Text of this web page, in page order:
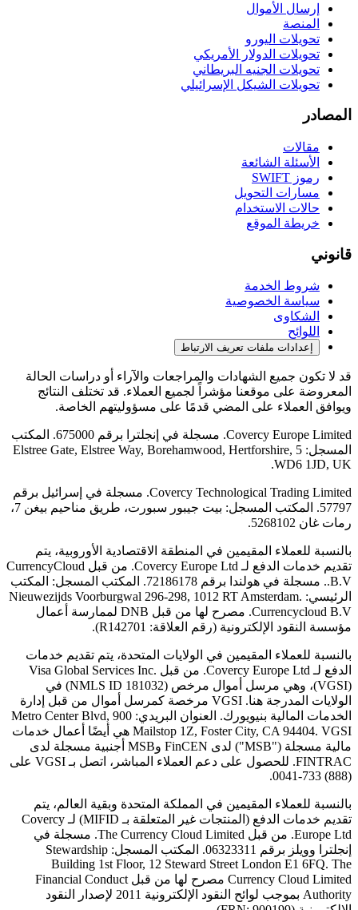
إرسال الأموال
المنصة
تحويلات اليورو
تحويلات الدولار الأمريكي
تحويلات الجنيه البريطاني
تحويلات الشيكل الإسرائيلي
المصادر
مقالات
الأسئلة الشائعة
رموز SWIFT
مسارات التحويل
حالات الاستخدام
خريطة الموقع
قانوني
شروط الخدمة
سياسة الخصوصية
الشكاوى
اللوائح
إعدادات ملفات تعريف الارتباط
قد لا تكون جميع الشهادات والمراجعات والآراء أو دراسات الحالة
المعروضة على موقعنا مؤشراً لجميع العملاء. قد تختلف النتائج
ويوافق العملاء على المضي قدمًا على مسؤوليتهم الخاصة.
Covercy Europe Limited. مسجلة في إنجلترا برقم 675000. المكتب
المسجل: 5 Elstree Gate, Elstree Way, Borehamwood, Hertforshire,
WD6 1JD, UK.
Covercy Technological Trading Limited. مسجلة في إسرائيل برقم
57797. المكتب المسجل: بيت جيبور سبورت، طريق مناحيم بيغن 7،
رمات غان 5268102.
بالنسبة للعملاء المقيمين في المنطقة الاقتصادية الأوروبية، يتم
تقديم خدمات الدفع لـ Covercy Europe Ltd. من قبل CurrencyCloud
B.V.. مسجلة في هولندا برقم 72186178. المكتب المسجل: المكتب
الرئيسي: Nieuwezijds Voorburgwal 296-298, 1012 RT Amsterdam.
Currencycloud B.V. مصرح لها من قبل DNB لممارسة أعمال
مؤسسة النقود الإلكترونية (رقم العلاقة: R142701).
بالنسبة للعملاء المقيمين في الولايات المتحدة، يتم تقديم خدمات
الدفع لـ Covercy Europe Ltd. من قبل Visa Global Services Inc.
(VGSI)، وهي مرسل أموال مرخص (NMLS ID 181032) في
الولايات المدرجة هنا. VGSI مرخصة كمرسل أموال من قبل إدارة
الخدمات المالية بنيويورك. العنوان البريدي: 900 Metro Center Blvd,
Mailstop 1Z, Foster City, CA 94404. VGSI هي أيضًا أعمال خدمات
مالية مسجلة ("MSB") لدى FinCEN وMSB أجنبية مسجلة لدى
FINTRAC. للحصول على دعم العملاء المباشر، اتصل بـ VGSI على
(888) 733-0041.
بالنسبة للعملاء المقيمين في المملكة المتحدة وبقية العالم، يتم
تقديم خدمات الدفع (المنتجات غير المتعلقة بـ MIFID) لـ Covercy
Europe Ltd. من قبل The Currency Cloud Limited. مسجلة في
إنجلترا وويلز برقم 06323311. المكتب المسجل: Stewardship
Building 1st Floor, 12 Steward Street London E1 6FQ. The
Currency Cloud Limited مصرح لها من قبل Financial Conduct
Authority بموجب لوائح النقود الإلكترونية 2011 لإصدار النقود